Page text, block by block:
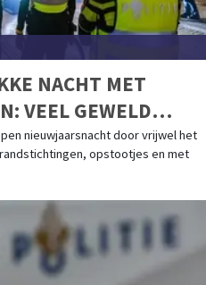
NACHT MET
VEEL GEWELD
nieuwjaarsnacht door vrijwel het
opstootjes en met